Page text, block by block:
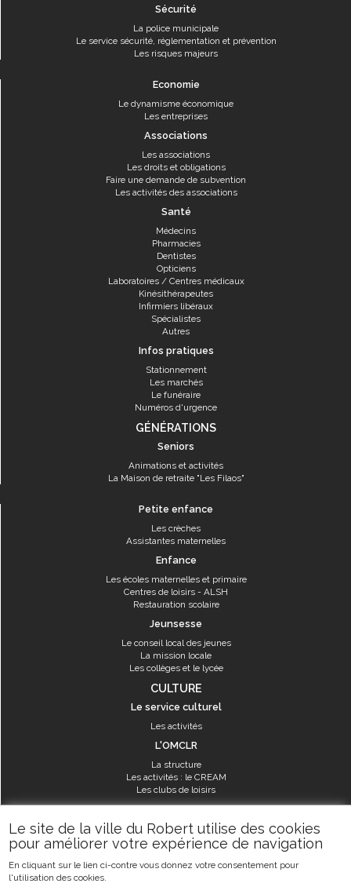
Le site de la ville du Robert utilise des cookies
pour améliorer votre expérience de navigation
En cliquant sur le lien ci-contre vous donnez votre consentement pour
l'utilisation des cookies.
Sécurité
La police municipale
Le service sécurité, réglementation et prévention
Les risques majeurs
Economie
Le dynamisme économique
Les entreprises
Associations
Les associations
Les droits et obligations
Faire une demande de subvention
Les activités des associations
Santé
Médecins
Pharmacies
Dentistes
Opticiens
Laboratoires / Centres médicaux
Kinésithérapeutes
Infirmiers libéraux
Spécialistes
Autres
Infos pratiques
Stationnement
Les marchés
Le funéraire
Numéros d'urgence
GÉNÉRATIONS
Seniors
Animations et activités
La Maison de retraite "Les Filaos"
Petite enfance
Les crèches
Assistantes maternelles
Enfance
Les écoles maternelles et primaire
Centres de loisirs - ALSH
Restauration scolaire
Jeunsesse
Le conseil local des jeunes
La mission locale
Les collèges et le lycée
CULTURE
Le service culturel
Les activités
L'OMCLR
La structure
Les activités : le CREAM
Les clubs de loisirs
SPORT
Les équipements sportifs
Les aménagements municipaux
Les activités